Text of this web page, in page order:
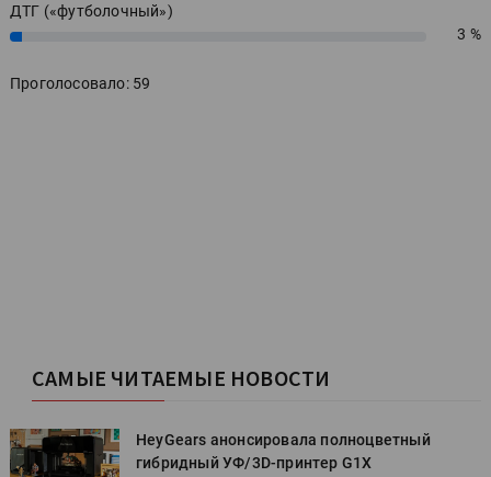
ДТГ («футболочный»)
3% 3 %
Проголосовало: 59
САМЫЕ ЧИТАЕМЫЕ НОВОСТИ
HeyGears анонсировала полноцветный
гибридный УФ/3D-принтер G1X